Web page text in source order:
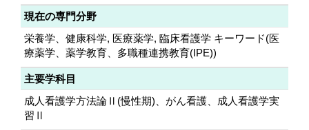
現在の専門分野
栄養学、健康科学, 医療薬学, 臨床看護学 キーワード(医
療薬学、薬学教育、多職種連携教育(IPE))
主要学科目
成人看護学方法論Ⅱ(慢性期)、がん看護、成人看護学実
習Ⅱ